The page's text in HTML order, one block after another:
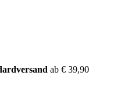
ab € 39,90